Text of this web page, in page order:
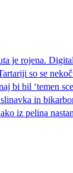
je rojena.
so se
bi bil ‘temen
in
iz pelina